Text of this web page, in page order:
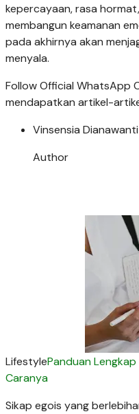
kepercayaan, rasa
membangun keamanan
pada akhirnya akan
menyala.
Follow Official WhatsApp
mendapatkan artikel-
Vinsensia Dianawanti
Author
LifestylePanduan Lengkap
Caranya
Sikap egois yang